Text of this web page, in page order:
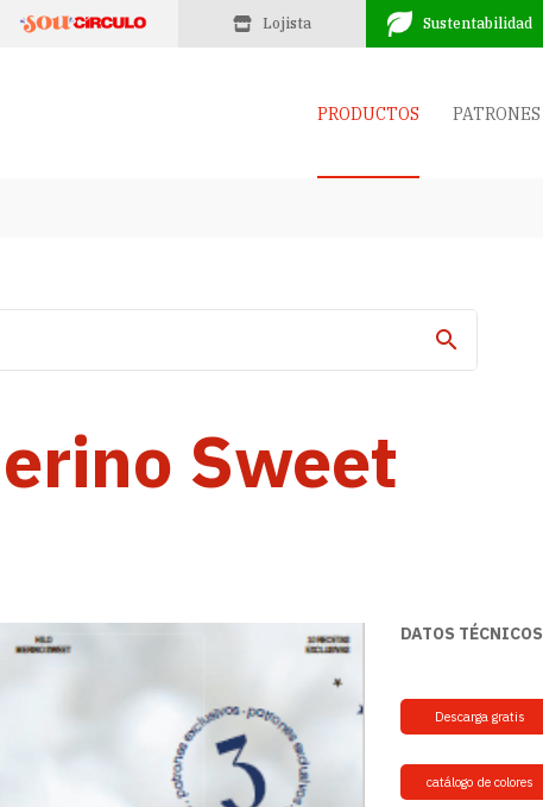
Lojista Sustentabilidad
PRODUCTOS PATRONES
Sweet
DATOS TÉCNICOS
Descarga gratis
catálogo de colores